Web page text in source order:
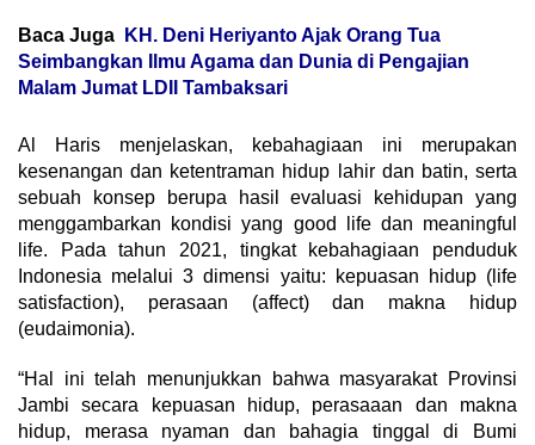
Baca Juga
KH. Deni Heriyanto Ajak Orang Tua
Seimbangkan Ilmu Agama dan Dunia di Pengajian
Malam Jumat LDII Tambaksari
Al Haris menjelaskan, kebahagiaan ini merupakan
kesenangan dan ketentraman hidup lahir dan batin, serta
sebuah konsep berupa hasil evaluasi kehidupan yang
menggambarkan kondisi yang good life dan meaningful
life. Pada tahun 2021, tingkat kebahagiaan penduduk
Indonesia melalui 3 dimensi yaitu: kepuasan hidup (life
satisfaction), perasaan (affect) dan makna hidup
(eudaimonia).
“Hal ini telah menunjukkan bahwa masyarakat Provinsi
Jambi secara kepuasan hidup, perasaaan dan makna
hidup, merasa nyaman dan bahagia tinggal di Bumi